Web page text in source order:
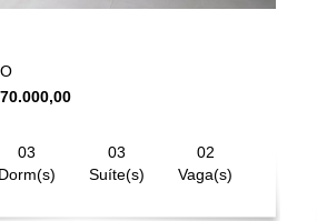
03
Dorm(s)
03
Suíte(s)
02
Vaga(s)